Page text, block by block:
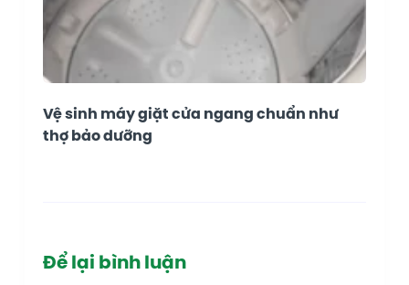
Vệ sinh máy giặt cửa ngang chuẩn như
thợ bảo dưỡng
Để lại bình luận